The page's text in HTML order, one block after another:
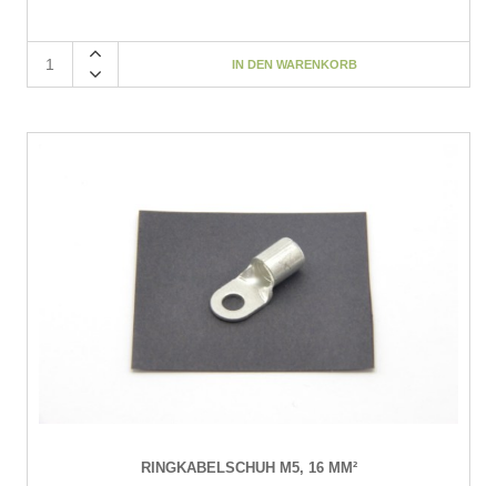
RINGKABELSCHUH M5, 16 MM²